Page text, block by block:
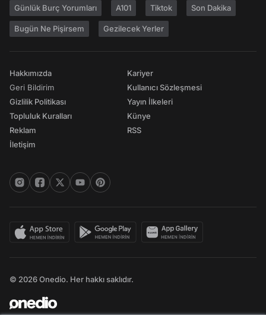
Günlük Burç Yorumları A101 Tiktok Son Dakika
Bugün Ne Pişirsem Gezilecek Yerler
Hakkımızda
Geri Bildirim
Gizlilik Politikası
Topluluk Kuralları
Reklam
İletişim
Kariyer
Kullanıcı Sözleşmesi
Yayın İlkeleri
Künye
RSS
© 2026 Onedio. Her hakkı saklıdır.